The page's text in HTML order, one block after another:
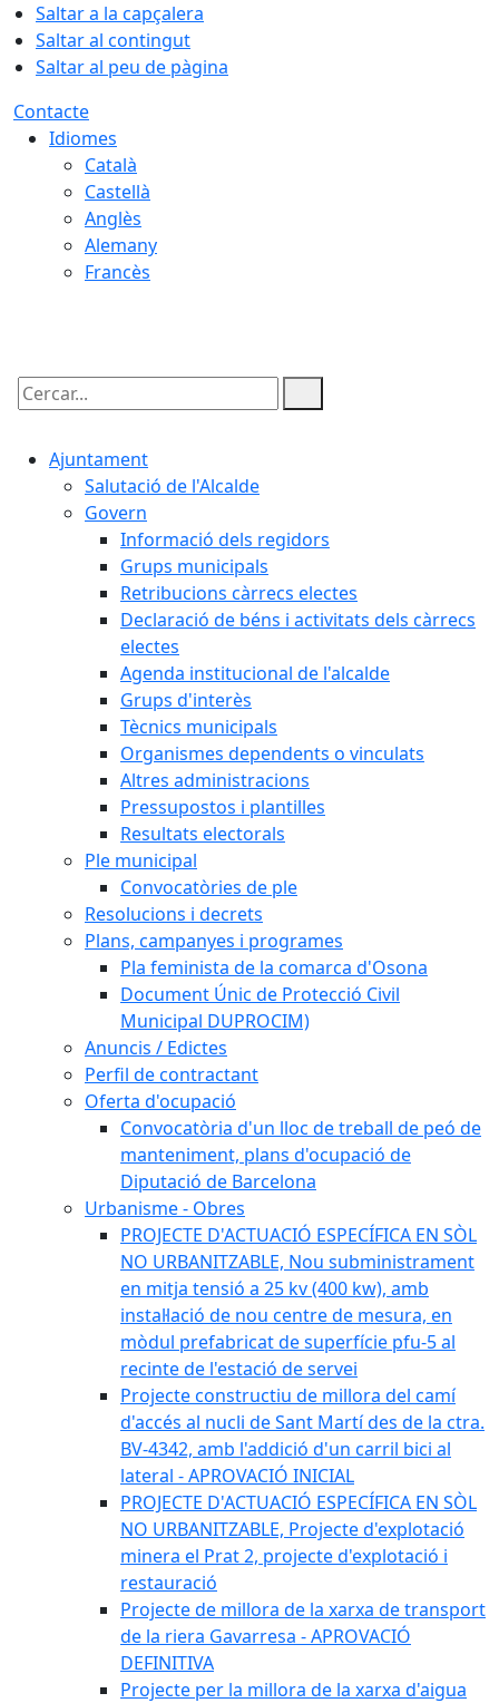
Saltar a la capçalera
Saltar al contingut
Saltar al peu de pàgina
Contacte
Idiomes
Català
Castellà
Anglès
Alemany
Francès
Cercar:
Ajuntament
Salutació de l'Alcalde
Govern
Informació dels regidors
Grups municipals
Retribucions càrrecs electes
Declaració de béns i activitats dels càrrecs
electes
Agenda institucional de l'alcalde
Grups d'interès
Tècnics municipals
Organismes dependents o vinculats
Altres administracions
Pressupostos i plantilles
Resultats electorals
Ple municipal
Convocatòries de ple
Resolucions i decrets
Plans, campanyes i programes
Pla feminista de la comarca d'Osona
Document Únic de Protecció Civil
Municipal DUPROCIM)
Anuncis / Edictes
Perfil de contractant
Oferta d'ocupació
Convocatòria d'un lloc de treball de peó de
manteniment, plans d'ocupació de
Diputació de Barcelona
Urbanisme - Obres
PROJECTE D'ACTUACIÓ ESPECÍFICA EN SÒL
NO URBANITZABLE, Nou subministrament
en mitja tensió a 25 kv (400 kw), amb
instal·lació de nou centre de mesura, en
mòdul prefabricat de superfície pfu-5 al
recinte de l'estació de servei
Projecte constructiu de millora del camí
d'accés al nucli de Sant Martí des de la ctra.
BV-4342, amb l'addició d'un carril bici al
lateral - APROVACIÓ INICIAL
PROJECTE D'ACTUACIÓ ESPECÍFICA EN SÒL
NO URBANITZABLE, Projecte d'explotació
minera el Prat 2, projecte d'explotació i
restauració
Projecte de millora de la xarxa de transport
de la riera Gavarresa - APROVACIÓ
DEFINITIVA
Projecte per la millora de la xarxa d'aigua